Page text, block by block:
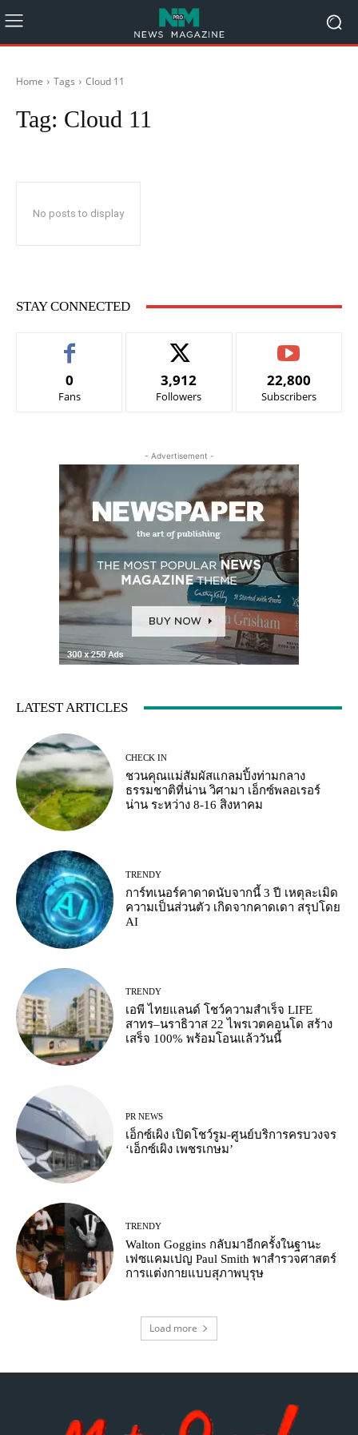
Home Tags Cloud 11
Tag: Cloud 11
No posts to display
STAY CONNECTED
0
Fans
3,912
Followers
22,800
Subscribers
- Advertisement -
LATEST ARTICLES
CHECK IN
ชวนคุณแม่สัมผัสแกลมปิ้งท่ามกลาง
ธรรมชาติที่น่าน วิศามา เอ็กซ์พลอเรอร์
น่าน ระหว่าง 8-16 สิงหาคม
TRENDY
การ์ทเนอร์คาดาดนับจากนี้ 3 ปี เหตุละเมิด
ความเป็นส่วนตัว เกิดจากคาดเดา สรุปโดย
AI
TRENDY
เอพี ไทยแลนด์ โชว์ความสำเร็จ LIFE
สาทร–นราธิวาส 22 ไพรเวตคอนโด สร้าง
เสร็จ 100% พร้อมโอนแล้ววันนี้
PR NEWS
เอ็กซ์เผิง เปิดโชว์รูม-ศูนย์บริการครบวงจร
‘เอ็กซ์เผิง เพชรเกษม’
TRENDY
Walton Goggins กลับมาอีกครั้งในฐานะ
เฟซแคมเปญ Paul Smith พาสำรวจศาสตร์
การแต่งกายแบบสุภาพบุรุษ
Load more